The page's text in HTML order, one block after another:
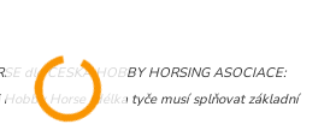
dleČESKÁ HOBBY HORSING ASOCIACE:
Horse (délka tyče musí splňovat základní